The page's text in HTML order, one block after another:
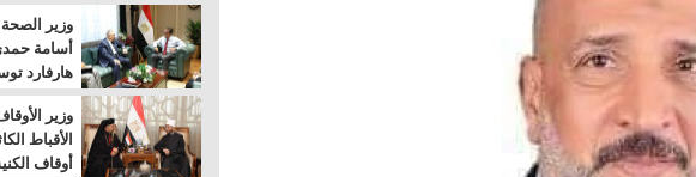
بالسويس
وزير
أسامة
هارفارد
بمرض
وزير
الأقباط
أوقاف